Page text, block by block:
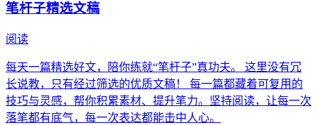
笔杆子精选文稿
阅读
每天一篇精选好文，陪你练就“笔杆子”真功夫。 这里没有冗
长说教，只有经过筛选的优质文稿！ 每一篇都藏着可复用的
技巧与灵感，帮你积累素材、提升笔力。坚持阅读，让每一次
落笔都有底气，每一次表达都能击中人心。